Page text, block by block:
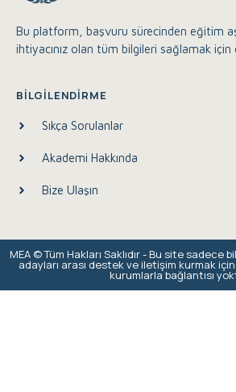
Bu platform, başvuru sürecinden eğitim
ihtiyacınız olan tüm bilgileri sağlamak
BILGILENDIRME
Sıkça Sorulanlar
Akademi Hakkında
Bize Ulaşın
MEA © Tüm Hakları Saklıdır - Bu site sadece
adayları arası destek ve iletişim kurmak
kurumlarla bağlantısı
Merhaba, size nasıl yardımcı